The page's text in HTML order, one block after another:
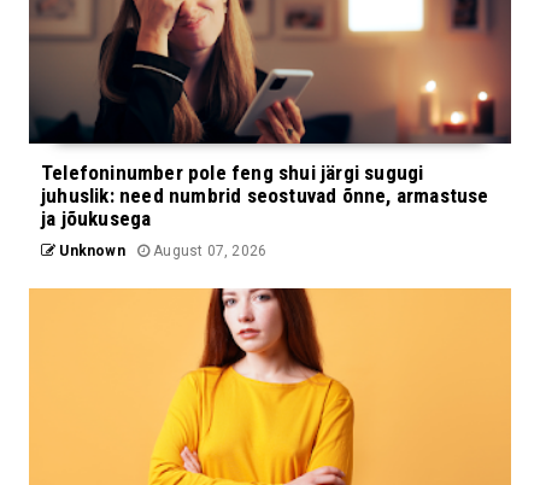
Telefoninumber pole feng shui järgi sugugi
juhuslik: need numbrid seostuvad õnne, armastuse
ja jõukusega
Unknown August 07, 2026